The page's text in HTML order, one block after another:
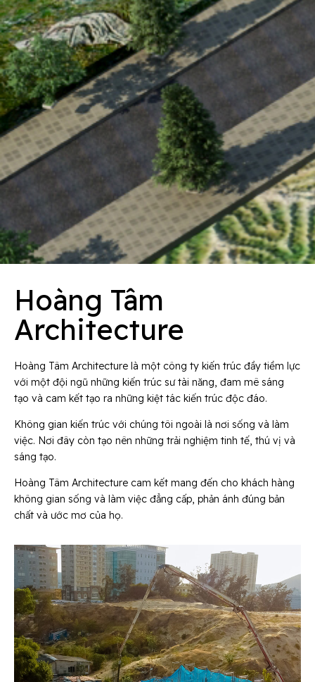
Hoàng Tâm
Architecture
Hoàng Tâm Architecture là một công ty kiến trúc đầy tiềm lực
với một đội ngũ những kiến trúc sư tài năng, đam mê sáng
tạo và cam kết tạo ra những kiệt tác kiến trúc độc đáo.
Không gian kiến trúc với chúng tôi ngoài là nơi sống và làm
việc. Nơi đây còn tạo nên những trải nghiệm tinh tế, thú vị và
sáng tạo.
Hoàng Tâm Architecture cam kết mang đến cho khách hàng
không gian sống và làm việc đẳng cấp, phản ánh đúng bản
chất và ước mơ của họ.